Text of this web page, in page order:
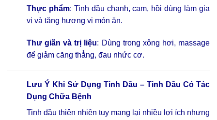
Thực phẩm: Tinh dầu chanh, cam, hồi dùng làm gia
vị và tăng hương vị món ăn.
Thư giãn và trị liệu: Dùng trong xông hơi, massage
để giảm căng thẳng, đau nhức cơ.
Lưu Ý Khi Sử Dụng Tinh Dầu – Tinh Dầu Có Tác
Dụng Chữa Bệnh
Tinh dầu thiên nhiên tuy mang lại nhiều lợi ích nhưng